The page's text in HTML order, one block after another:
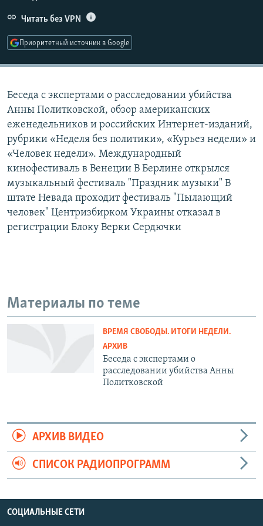
РАСПИСАНИЕ ВЕЩАНИЯ
СОЦИАЛЬНЫЕ СЕТИ
Все сайты РСЕ/РС
Читать без VPN
Приоритетный источник в Google
Беседа с экспертами о расследовании убийства
Анны Политковской, обзор американских
еженедельников и российских Интернет-изданий,
рубрики «Неделя без политики», «Курьез недели» и
«Человек недели». Международный
кинофестиваль в Венеции В Берлине открылся
музыкальный фестиваль "Праздник музыки" В
штате Невада проходит фестиваль "Пылающий
человек" Центризбирком Украины отказал в
регистрации Блоку Верки Сердючки
Материалы по теме
ВРЕМЯ СВОБОДЫ. ИТОГИ НЕДЕЛИ.
АРХИВ
Беседа с экспертами о
расследовании убийства Анны
Политковской
АРХИВ ВИДЕО
СПИСОК РАДИОПРОГРАММ
СОЦИАЛЬНЫЕ СЕТИ